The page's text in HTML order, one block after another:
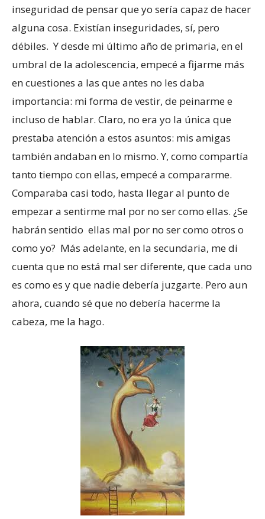
inseguridad de pensar que yo sería capaz de hacer
alguna cosa. Existían inseguridades, sí, pero
débiles. Y desde mi último año de primaria, en el
umbral de la adolescencia, empecé a fijarme más
en cuestiones a las que antes no les daba
importancia: mi forma de vestir, de peinarme e
incluso de hablar. Claro, no era yo la única que
prestaba atención a estos asuntos: mis amigas
también andaban en lo mismo. Y, como compartía
tanto tiempo con ellas, empecé a compararme.
Comparaba casi todo, hasta llegar al punto de
empezar a sentirme mal por no ser como ellas. ¿Se
habrán sentido ellas mal por no ser como otros o
como yo? Más adelante, en la secundaria, me di
cuenta que no está mal ser diferente, que cada uno
es como es y que nadie debería juzgarte. Pero aun
ahora, cuando sé que no debería hacerme la
cabeza, me la hago.